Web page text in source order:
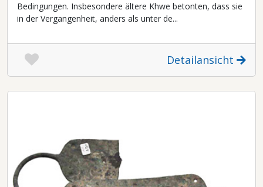
Bedingungen. Insbesondere ältere Khwe betonten, dass sie
in der Vergangenheit, anders als unter de...
Detailansicht